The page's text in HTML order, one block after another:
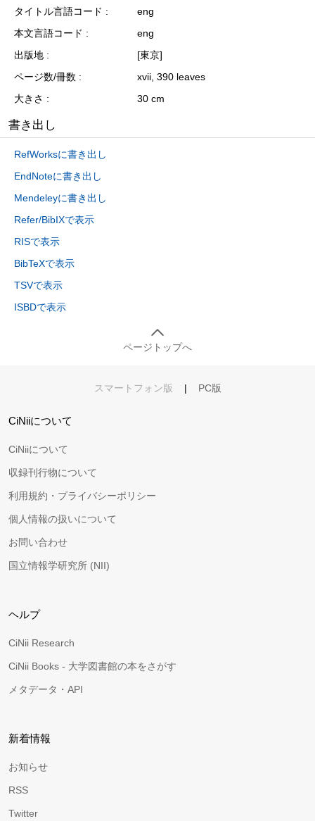
タイトル言語コード
eng
本文言語コード
eng
出版地
[東京]
ページ数/冊数
xvii, 390 leaves
大きさ
30 cm
書き出し
RefWorksに書き出し
EndNoteに書き出し
Mendeleyに書き出し
Refer/BibIXで表示
RISで表示
BibTeXで表示
TSVで表示
ISBDで表示
ページトップへ
スマートフォン版 | PC版
CiNiiについて
CiNiiについて
収録刊行物について
利用規約・プライバシーポリシー
個人情報の扱いについて
お問い合わせ
国立情報学研究所 (NII)
ヘルプ
CiNii Research
CiNii Books - 大学図書館の本をさがす
メタデータ・API
新着情報
お知らせ
RSS
Twitter